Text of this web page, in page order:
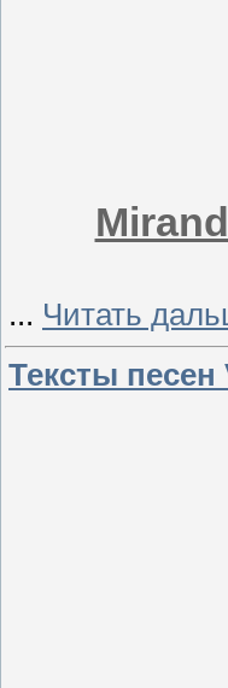
... Читать
Тексты песен